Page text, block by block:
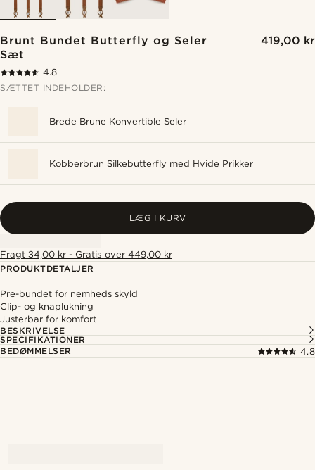
Brunt Bundet Butterfly og Seler
Sæt
419,00 kr
4.8
SÆTTET INDEHOLDER:
Brede Brune Konvertible Seler
Kobberbrun Silkebutterfly med Hvide Prikker
LÆG I KURV
Fragt 34,00 kr - Gratis over 449,00 kr
PRODUKTDETALJER
Pre-bundet for nemheds skyld
Clip- og knaplukning
Justerbar for komfort
BESKRIVELSE
SPECIFIKATIONER
BEDØMMELSER
4.8